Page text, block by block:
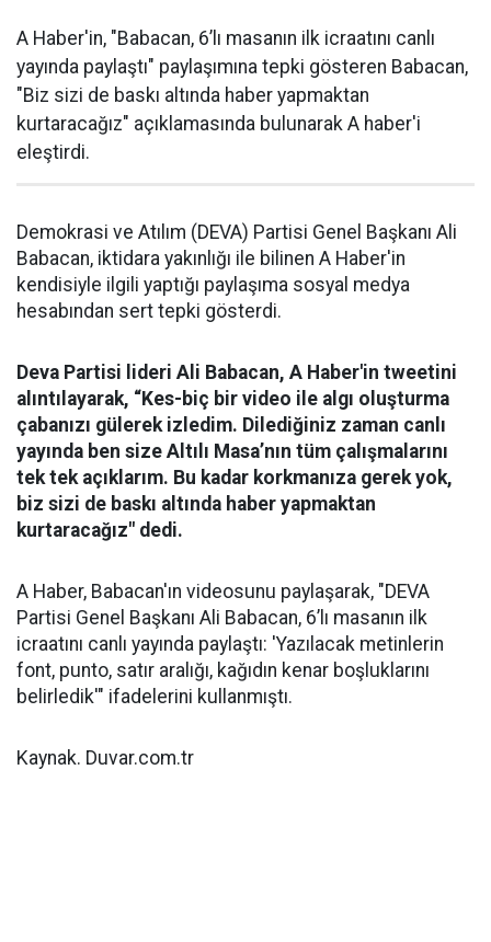
A Haber'in, "Babacan, 6’lı masanın ilk icraatını canlı
yayında paylaştı" paylaşımına tepki gösteren Babacan,
"Biz sizi de baskı altında haber yapmaktan
kurtaracağız" açıklamasında bulunarak A haber'i
eleştirdi.
Demokrasi ve Atılım (DEVA) Partisi Genel Başkanı Ali
Babacan, iktidara yakınlığı ile bilinen A Haber'in
kendisiyle ilgili yaptığı paylaşıma sosyal medya
hesabından sert tepki gösterdi.
Deva Partisi lideri Ali Babacan, A Haber'in tweetini
alıntılayarak, “Kes-biç bir video ile algı oluşturma
çabanızı gülerek izledim. Dilediğiniz zaman canlı
yayında ben size Altılı Masa’nın tüm çalışmalarını
tek tek açıklarım. Bu kadar korkmanıza gerek yok,
biz sizi de baskı altında haber yapmaktan
kurtaracağız" dedi.
A Haber, Babacan'ın videosunu paylaşarak, "DEVA
Partisi Genel Başkanı Ali Babacan, 6’lı masanın ilk
icraatını canlı yayında paylaştı: 'Yazılacak metinlerin
font, punto, satır aralığı, kağıdın kenar boşluklarını
belirledik'" ifadelerini kullanmıştı.
Kaynak. Duvar.com.tr